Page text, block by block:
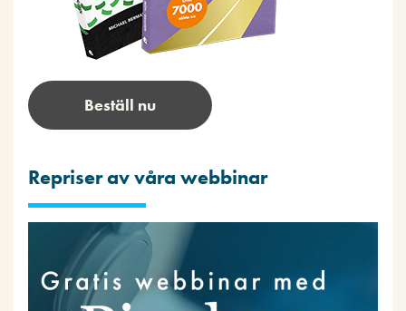
Beställ nu
Repriser av våra webbinar